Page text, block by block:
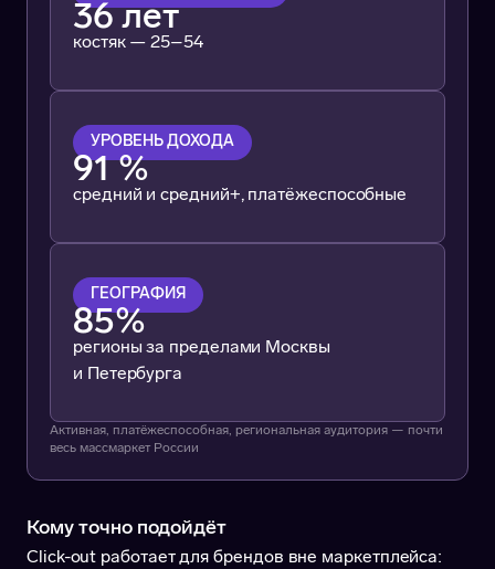
36 лет
костяк — 25–54
УРОВЕНЬ ДОХОДА
91 %
средний и средний+, платёжеспособные
ГЕОГРАФИЯ
85%
регионы за пределами Москвы
и Петербурга
Активная, платёжеспособная, региональная аудитория — почти
весь массмаркет России
Кому точно подойдёт
Click-out работает для брендов вне маркетплейса: